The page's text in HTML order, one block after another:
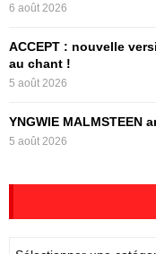
6 août 2026
ACCEPT : nouvelle
au chant !
5 août 2026
YNGWIE MALMSTEEN
5 août 2026